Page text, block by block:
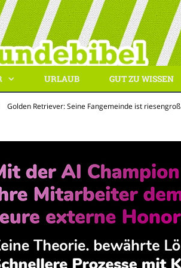
URLAUB GUT ZU WISSEN
Golden Retriever: Seine Fangemeinde ist riesengroß